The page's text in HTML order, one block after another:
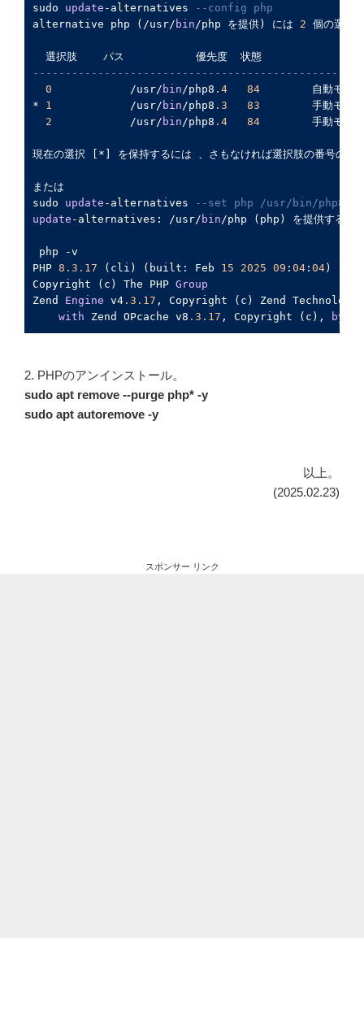
sudo update -alternatives
--config php
alternative php (/usr/ bin/php を提供) には 2 個の選択
0
            /usr/
bin/php8 .4 84
        自動モード
* 1
            /usr/
bin/php8 .3 83
        手動モード
2
            /usr/
bin/php8 .4 84
        手動モード
現在の選択 [*] を保持するには 、さもなければ選択肢の番号のキ
または
sudo update -alternatives
--set php /usr/bin/php8.3
update -alternatives: /usr/ bin/php (php) を提供するた
php -v
PHP 8.3 .17 (cli) (built: Feb 15 2025 09 : 04 : 04)
Copyright (c) The PHP Group
Zend Engine v4 .3 .17 , Copyright (c) Zend
with Zend OPcache v8 .3 .17 , Copyright (c), by
2. PHPのアンインストール。
sudo apt remove --purge php* -y
sudo apt autoremove -y
以上。
(2025.02.23)
スポンサー リンク